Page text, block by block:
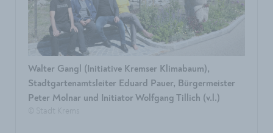
Walter Gangl (Initiative Kremser Klimabaum),
Stadtgartenamtsleiter Eduard Pauer, Bürgermeister
Peter Molnar und Initiator Wolfgang Tillich (v.l.)